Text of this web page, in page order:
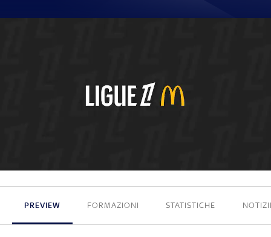
3 - 1
PREVIEW FORMAZIONI STATISTICHE